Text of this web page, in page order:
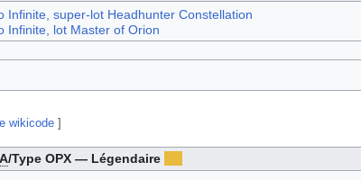
Infinite, super-lot Headhunter Constellation
Infinite, lot Master of Orion
wikicode ]
/Type OPX — Légendaire